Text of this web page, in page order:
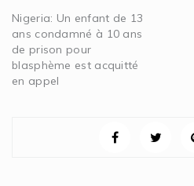
Nigeria: Un enfant de 13
ans condamné à 10 ans
de prison pour
blasphème est acquitté
en appel